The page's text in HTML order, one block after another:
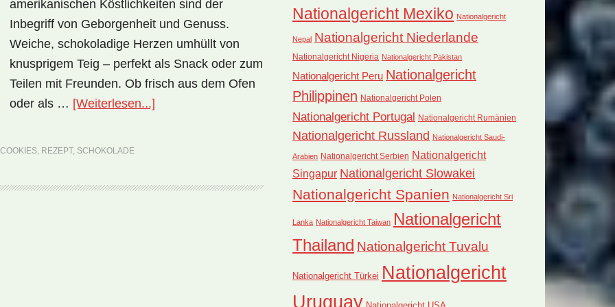
amerikanischen Köstlichkeiten sind der
Inbegriff von Geborgenheit und Genuss.
Weiche, schokoladige Herzen umhüllt von
knusprigem Teig – perfekt als Snack oder zum
Teilen mit Freunden. Ob frisch aus dem Ofen
oder als … [Weiterlesen...]
Cookies
, REZEPT, SCHOKOLADE
Nationalgericht Mexiko Nationalgericht
Nepal Nationalgericht Niederlande
Nationalgericht Nigeria Nationalgericht Pakistan
Nationalgericht Peru Nationalgericht
Philippinen Nationalgericht Polen
Nationalgericht Portugal Nationalgericht Rumänien
Nationalgericht Russland Nationalgericht Saudi-
Arabien Nationalgericht Serbien Nationalgericht
Singapur Nationalgericht Slowakei
Nationalgericht Spanien Nationalgericht Sri
Lanka Nationalgericht Taiwan Nationalgericht
Thailand Nationalgericht Tuvalu
Nationalgericht Türkei Nationalgericht
Uruguay